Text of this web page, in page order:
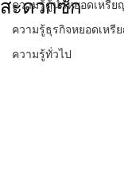
ความรู้ตู้น้ำหยอดเหรีย
ความรู้ธุรกิจหยอดเหรี
ความรู้ทั่วไป